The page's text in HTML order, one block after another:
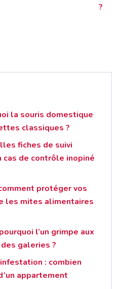
?
la souris domestique
classiques ?
fiches de suivi
de contrôle inopiné
protéger vos
les mites alimentaires
l’un grimpe aux
galeries ?
: combien
appartement